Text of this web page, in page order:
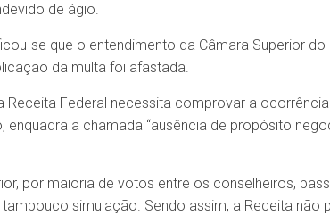
de ágio.
se que o entendimento da Câmara Superior
da multa foi afastada.
Receita Federal necessita comprovar a
enquadra a chamada “ausência de propósito
por maioria de votos entre os conselheiros,
simulação. Sendo assim, a Receita